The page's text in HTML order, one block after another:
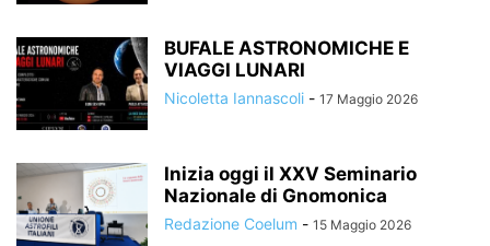
BUFALE ASTRONOMICHE E
VIAGGI LUNARI
Nicoletta Iannascoli - 17 Maggio 2026
Inizia oggi il XXV Seminario
Nazionale di Gnomonica
Redazione Coelum - 15 Maggio 2026